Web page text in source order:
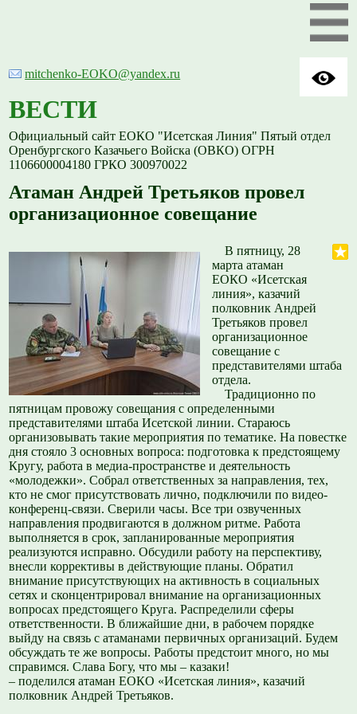
mitchenko-EOKO@yandex.ru
ВЕСТИ
Официальный сайт ЕОКО "Исетская Линия" Пятый отдел
Оренбургского Казачьего Войска (ОВКО) ОГРН
1106600004180 ГРКО 300970022
Атаман Андрей Третьяков провел
организационное совещание
В пятницу, 28
марта атаман
ЕОКО «Исетская
линия», казачий
полковник Андрей
Третьяков провел
организационное
совещание с
представителями штаба
отдела.
Традиционно по
пятницам провожу совещания с определенными
представителями штаба Исетской линии. Стараюсь
организовывать такие мероприятия по тематике. На повестке
дня стояло 3 основных вопроса: подготовка к предстоящему
Кругу, работа в медиа-пространстве и деятельность
«молодежки». Собрал ответственных за направления, тех,
кто не смог присутствовать лично, подключили по видео-
конференц-связи. Сверили часы. Все три озвученных
направления продвигаются в должном ритме. Работа
выполняется в срок, запланированные мероприятия
реализуются исправно. Обсудили работу на перспективу,
внесли коррективы в действующие планы. Обратил
внимание присутствующих на активность в социальных
сетях и сконцентрировал внимание на организационных
вопросах предстоящего Круга. Распределили сферы
ответственности. В ближайшие дни, в рабочем порядке
выйду на связь с атаманами первичных организаций. Будем
обсуждать те же вопросы. Работы предстоит много, но мы
справимся. Слава Богу, что мы – казаки!
– поделился атаман ЕОКО «Исетская линия», казачий
полковник Андрей Третьяков.